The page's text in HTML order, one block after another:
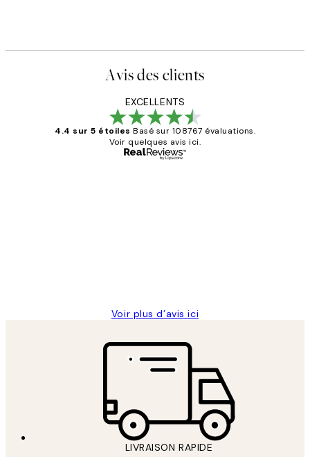
Avis des clients
EXCELLENTS
4.4 sur 5 étoiles Basé sur 108767 évaluations.
Voir quelques avis ici.
Voir plus d’avis ici
LIVRAISON RAPIDE